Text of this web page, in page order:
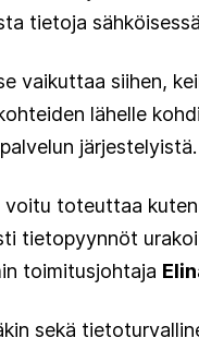
tietoja
vaikuttaa siihen,
lähelle
järjestelyistä.
voitu toteuttaa
tietopyynnöt
toimitusjohtaja
sekä